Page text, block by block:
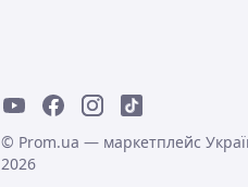
© Prom.ua — маркетплейс
2026